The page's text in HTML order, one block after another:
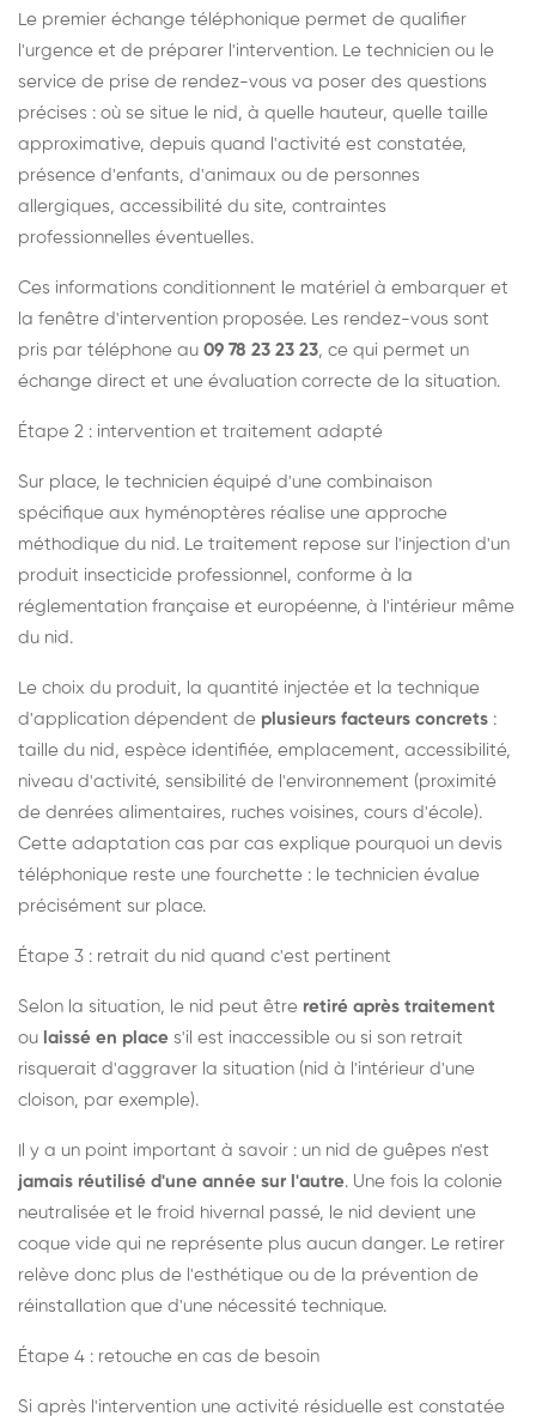
Le premier échange téléphonique permet de qualifier
l'urgence et de préparer l'intervention. Le technicien ou le
service de prise de rendez-vous va poser des questions
précises : où se situe le nid, à quelle hauteur, quelle taille
approximative, depuis quand l'activité est constatée,
présence d'enfants, d'animaux ou de personnes
allergiques, accessibilité du site, contraintes
professionnelles éventuelles.
Ces informations conditionnent le matériel à embarquer et
la fenêtre d'intervention proposée. Les rendez-vous sont
pris par téléphone au 09 78 23 23 23, ce qui permet un
échange direct et une évaluation correcte de la situation.
Étape 2 : intervention et traitement adapté
Sur place, le technicien équipé d'une combinaison
spécifique aux hyménoptères réalise une approche
méthodique du nid. Le traitement repose sur l'injection d'un
produit insecticide professionnel, conforme à la
réglementation française et européenne, à l'intérieur même
du nid.
Le choix du produit, la quantité injectée et la technique
d'application dépendent de plusieurs facteurs concrets :
taille du nid, espèce identifiée, emplacement, accessibilité,
niveau d'activité, sensibilité de l'environnement (proximité
de denrées alimentaires, ruches voisines, cours d'école).
Cette adaptation cas par cas explique pourquoi un devis
téléphonique reste une fourchette : le technicien évalue
précisément sur place.
Étape 3 : retrait du nid quand c'est pertinent
Selon la situation, le nid peut être retiré après traitement
ou laissé en place s'il est inaccessible ou si son retrait
risquerait d'aggraver la situation (nid à l'intérieur d'une
cloison, par exemple).
Il y a un point important à savoir : un nid de guêpes n'est
jamais réutilisé d'une année sur l'autre. Une fois la colonie
neutralisée et le froid hivernal passé, le nid devient une
coque vide qui ne représente plus aucun danger. Le retirer
relève donc plus de l'esthétique ou de la prévention de
réinstallation que d'une nécessité technique.
Étape 4 : retouche en cas de besoin
Si après l'intervention une activité résiduelle est constatée